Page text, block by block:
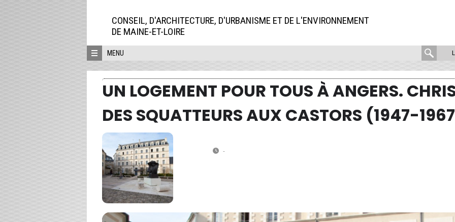
CONSEIL, D'ARCHITECTURE, D'URBANISME ET DE L'ENVIRONNEMENT
DE MAINE-ET-LOIRE
MENU
UN LOGEMENT POUR TOUS À ANGERS.
DES SQUATTEURS AUX CASTORS (1947-
-